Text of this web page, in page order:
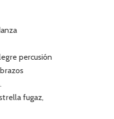
percusión
fugaz,